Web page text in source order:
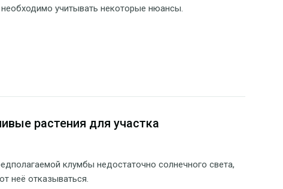
учитывать некоторые нюансы.
растения для участка
клумбы недостаточно солнечного света,
неё отказываться.